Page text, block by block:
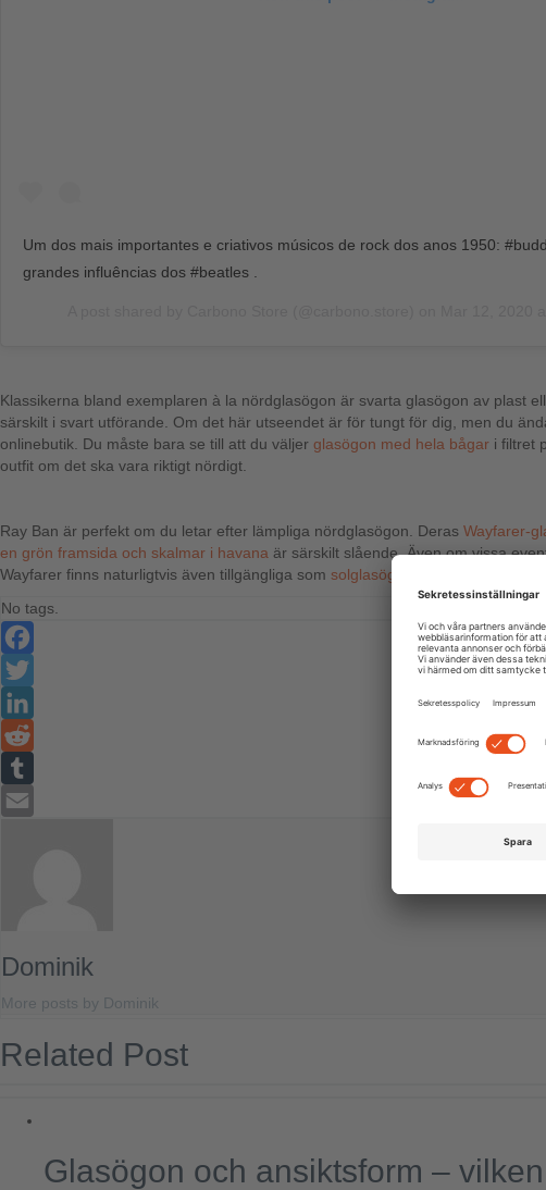
Um dos mais importantes e criativos músicos de rock dos anos 1950:
grandes influências dos #beatles .
Klassikerna bland exemplaren à la nördglasögon är svarta glasögon av plast
särskilt i svart utförande. Om det här utseendet är för tungt för dig, men du
onlinebutik. Du måste bara se till att du väljer glasögon med hela bågar i filtret
outfit om det ska vara riktigt nördigt.
Ray Ban är perfekt om du letar efter lämpliga nördglasögon. Deras Wayfarer-
en grön framsida och skalmar i havana är särskilt slående. Även om vissa
Wayfarer finns naturligtvis även tillgängliga som solglasögon
i din synstyrka. I
No tags.
Facebook
Twitter
LinkedIn
Reddit
Tumblr
Dominik
More posts by Dominik
Related Post
Glasögon och ansiktsform –